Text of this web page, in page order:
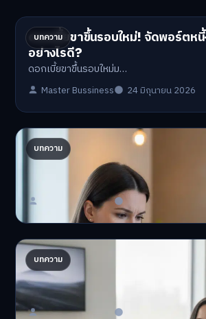
บทความ
ดอกเบี้ยขาขึ้นรอบใหม่! จัดพอร์ตห
อย่างไรดี?
ดอกเบี้ยขาขึ้นรอบใหม่ม…
Master Bussiness 24 มิถุนายน 2026
บทความ
ปรับพอร์ตรับ ‘เงินดิจิทัล 2.0’ จัดสร
ให้พัง
'เงินดิจิทัล 2.0' มาแล…
Master Bussiness 23 มิถุนายน 2026
บทความ
AI จัดพอร์ตให้ปัง! เทรนด์ลงทุนยุคใ
จอ
AI จัดพอร์ตให้ปัง! หมด…
Master Bussiness 23 มิถุนายน 2026